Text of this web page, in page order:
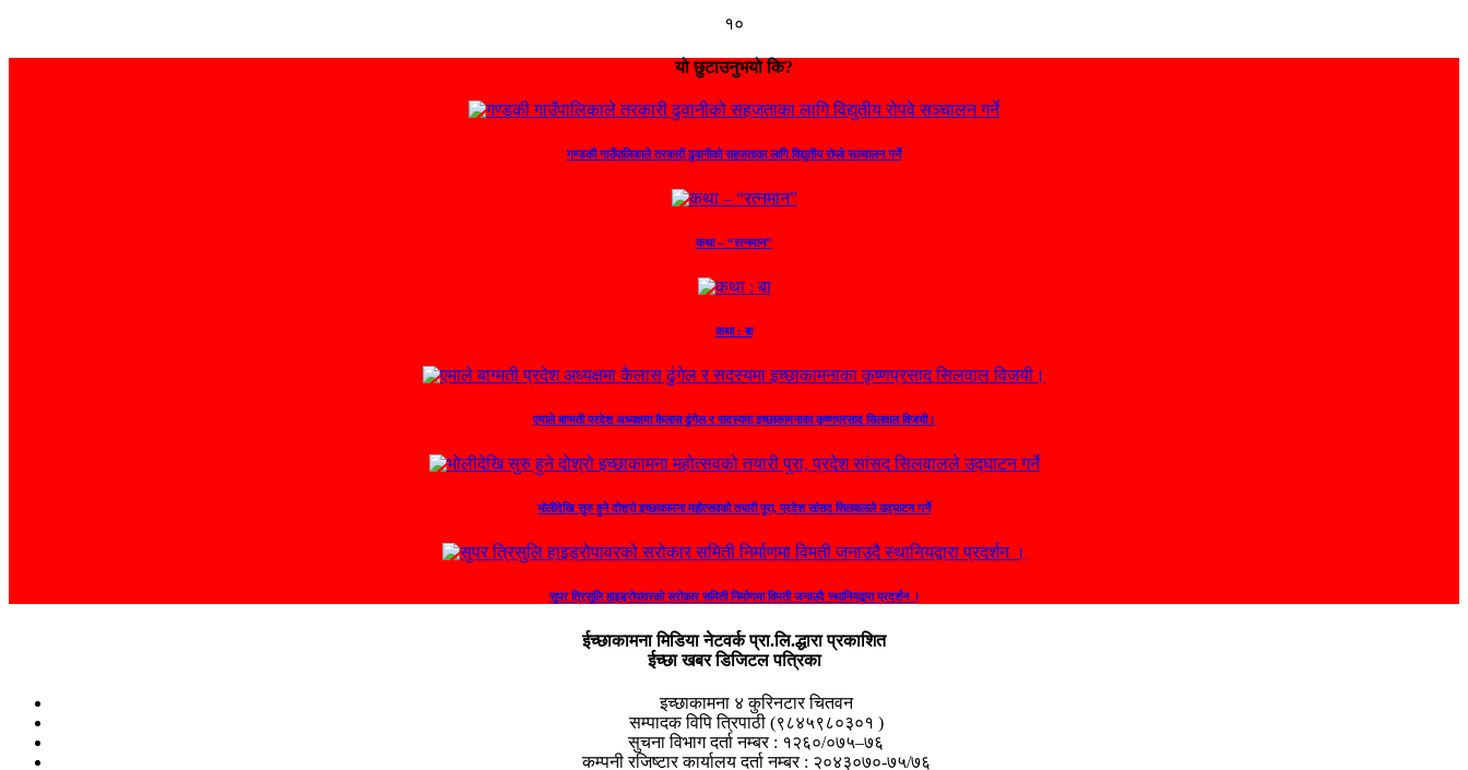
१०
यो छुटाउनुभयो कि?
गण्डकी गाउँपालिकाले तरकारी ढुवानीको सहजताका लागि विद्युतीय रोपवे सञ्चालन गर्ने
कथा – “रत्नमान”
कथा : बा
एमाले बाग्मती प्रदेश अध्यक्षमा कैलास ढुंगेल र सदस्यमा इच्छाकामनाका कृष्णप्रसाद सिलवाल विजयी।
भोलीदेखि सुरु हुने दोश्रो इच्छाकामना महोत्सवको तयारी पुरा, प्रदेश सांसद सिलवालले उद्घाटन गर्ने
सुपर त्रिसुलि हाइड्रोपावरको सरोकार समिती निर्माणमा विमती जनाउदै स्थानियद्वारा प्रदर्शन ।
ईच्छाकामना मिडिया नेटवर्क प्रा.लि.द्धारा प्रकाशित
ईच्छा खबर डिजिटल पत्रिका
इच्छाकामना ४ कुरिनटार चितवन
सम्पादक विपि त्रिपाठी (९८४५९८०३०१ )
सुचना विभाग दर्ता नम्बर : १२६०/०७५–७६
कम्पनी रजिष्टार कार्यालय दर्ता नम्बर : २०४३०७०-७५/७६